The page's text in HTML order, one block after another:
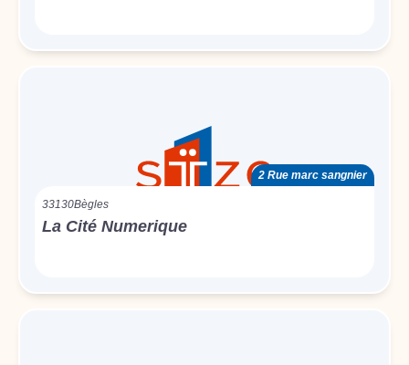
2 Rue marc sangnier
33130Bègles
La Cité Numerique